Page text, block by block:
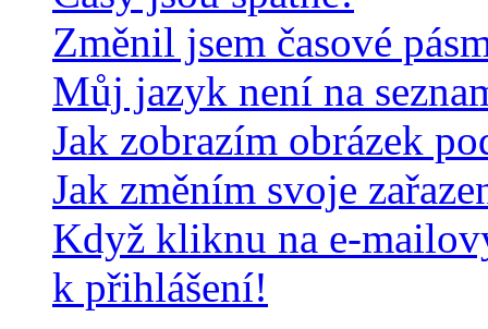
Změnil jsem časové
Můj jazyk není na
Jak zobrazím obrázek
Jak změním svoje
Když kliknu na e-
k přihlášení!